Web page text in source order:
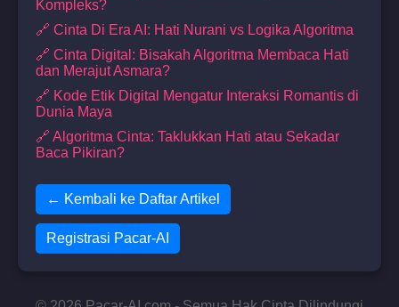
Kompleks?
🔗 Cinta Di Era AI: Hati Nurani vs Logika Algoritma
🔗 Cinta Digital: Bisakah Algoritma Membaca Hati
dan Merajut Asmara?
🔗 Kode Etik Digital Mengatur Interaksi Romantis di
Dunia Maya
🔗 Algoritma Cinta: Taklukkan Hati atau Sekadar
Baca Pikiran?
← Kembali ke Daftar Artikel
Registrasi Pacar-AI